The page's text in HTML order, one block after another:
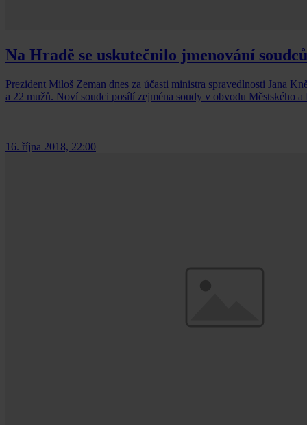
Na Hradě se uskutečnilo jmenování
Prezident Miloš Zeman dnes za účasti ministra spravedlnosti Jana
a 22 mužů. Noví soudci posílí zejména soudy v obvodu Městského a
16. října 2018, 22:00